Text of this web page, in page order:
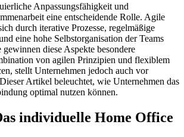
Anpassungsfähigkeit und
eine entscheidende Rolle. Agile
durch iterative Prozesse, regelmäßige
eine hohe Selbstorganisation der Teams
diese Aspekte besondere
von agilen Prinzipien und flexiblem
stellt Unternehmen jedoch auch vor
Artikel beleuchtet, wie Unternehmen das
optimal nutzen können.
individuelle Home Office